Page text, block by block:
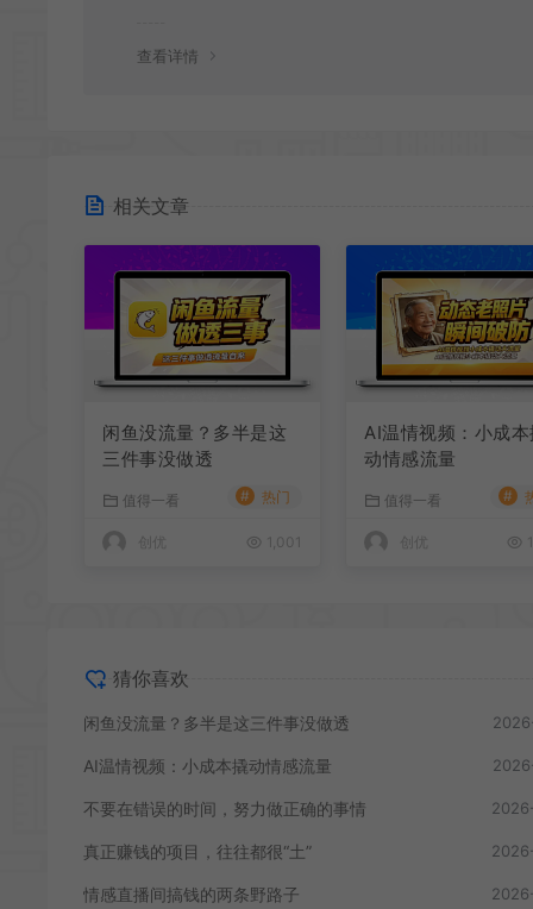
查看详情
相关文章
闲鱼没流量？多半是这
三件事没做透
值得一看 # 热门
1,001
AI温情视频：小成
动情感流量
值得一看 #
猜你喜欢
闲鱼没流量？多半是这三件事没做透
AI温情视频：小成本撬动情感流量
不要在错误的时间，努力做正确的事情
真正赚钱的项目，往往都很“土”
情感直播间搞钱的两条野路子